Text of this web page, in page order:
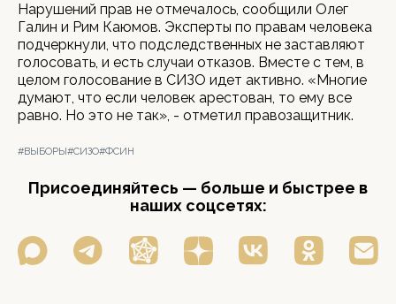
Нарушений прав не отмечалось, сообщили Олег
Галин и Рим Каюмов. Эксперты по правам человека
подчеркнули, что подследственных не заставляют
голосовать, и есть случаи отказов. Вместе с тем, в
целом голосование в СИЗО идет активно. «Многие
думают, что если человек арестован, то ему все
равно. Но это не так», - отметил правозащитник.
#ВЫБОРЫ#СИЗО#ФСИН
Присоединяйтесь — больше и быстрее в
наших соцсетях: